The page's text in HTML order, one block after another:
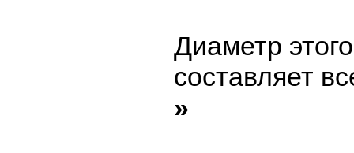
Диаметр
составляет
»